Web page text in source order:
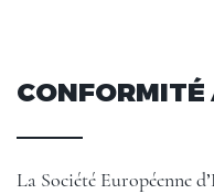
CONFORMITÉ
La Société Européenne